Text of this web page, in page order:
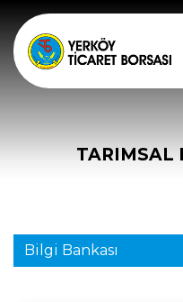
TARIMSAL
Bilgi Bankası